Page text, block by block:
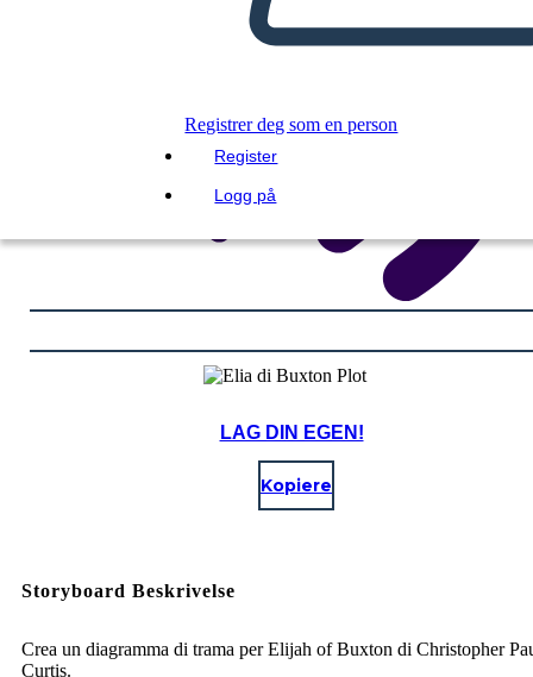
Registrer deg som en person
Register
Logg på
LAG DIN EGEN!
Kopiere
Storyboard Beskrivelse
Crea un diagramma di trama per Elijah of Buxton di Christopher
Curtis.